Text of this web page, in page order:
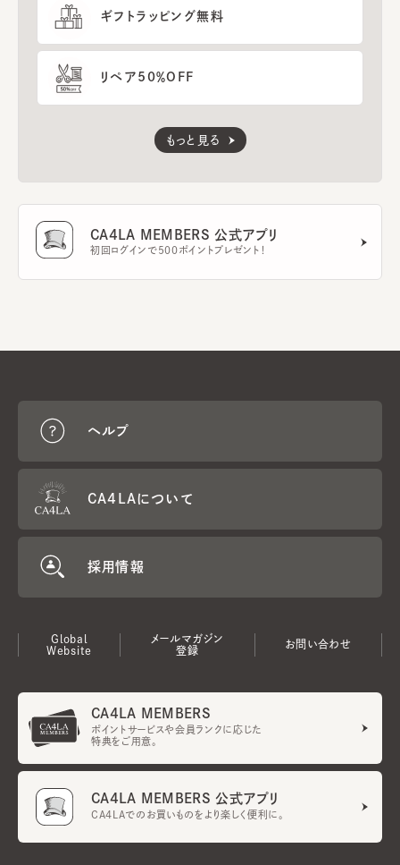
ギフトラッピング無料
リペア50％OFF
もっと見る
CA4LA MEMBERS 公式アプリ
初回ログインで500ポイントプレゼント！
ヘルプ
CA4LAについて
採用情報
Global
Website
メールマガジン
登録
お問い合わせ
CA4LA MEMBERS
ポイントサービスや会員ランクに応じた
特典をご用意。
CA4LA MEMBERS 公式アプリ
CA4LAでのお買いものをより楽しく便利に。